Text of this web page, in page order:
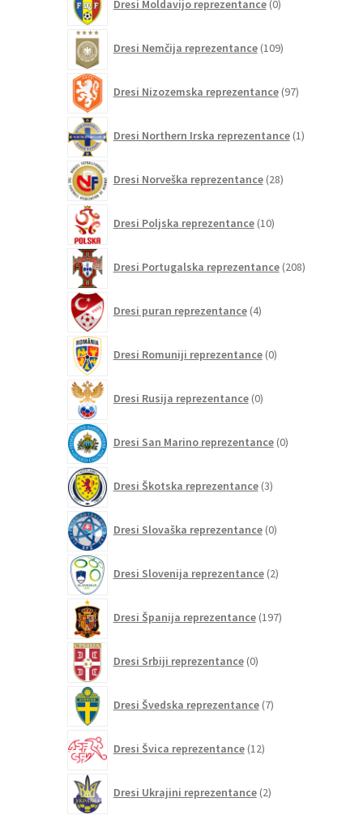
Dresi Moldavijo reprezentance 0izdelkov
Dresi Nemčija reprezentance 109izdelkov
Dresi Nizozemska reprezentance 97izdelkov
Dresi Northern Irska reprezentance 1izdelek
Dresi Norveška reprezentance 28izdelkov
Dresi Poljska reprezentance 10izdelkov
Dresi Portugalska reprezentance 208izdelkov
Dresi puran reprezentance 4izdelki
Dresi Romuniji reprezentance 0izdelkov
Dresi Rusija reprezentance 0izdelkov
Dresi San Marino reprezentance 0izdelkov
Dresi Škotska reprezentance 3izdelki
Dresi Slovaška reprezentance 0izdelkov
Dresi Slovenija reprezentance 2izdelka
Dresi Španija reprezentance 197izdelkov
Dresi Srbiji reprezentance 0izdelkov
Dresi Švedska reprezentance 7izdelkov
Dresi Švica reprezentance 12izdelkov
Dresi Ukrajini reprezentance 2izdelka